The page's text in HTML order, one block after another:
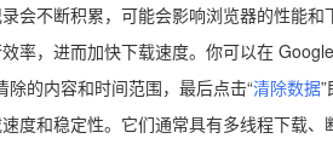
会不断积累，可能会影响浏览器的性能和
率，进而加快下载速度。你可以在
除的内容和时间范围，最后点击“清除数据”
度和稳定性。它们通常具有多线程下载、